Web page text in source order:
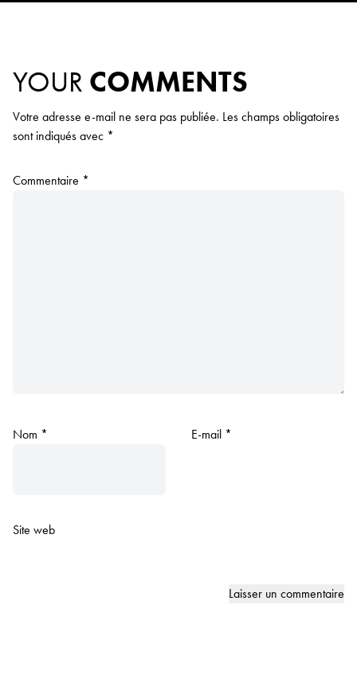
YOUR COMMENTS
Votre adresse e-mail ne sera pas publiée. Les champs obligatoires
sont indiqués avec *
Commentaire *
Nom * E-mail *
Site web